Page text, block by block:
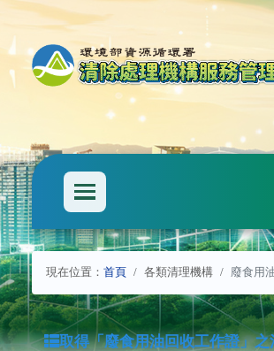
:::
:::
現在位置： 首頁 各類清理機構 廢食用
取得「廢食用油回收工作證」